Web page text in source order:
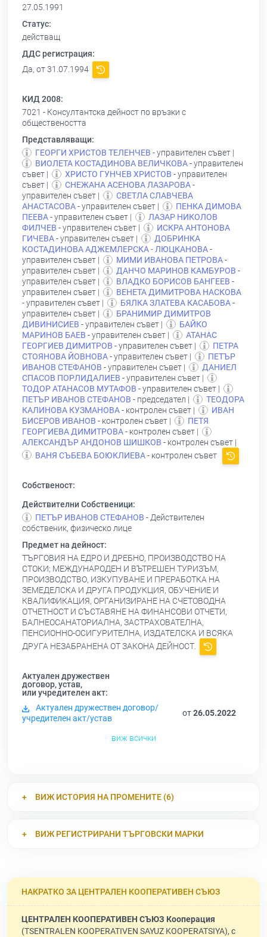
27.05.1991
Статус:
действащ
ДДС регистрация:
Да, от 31.07.1994
КИД 2008:
7021 - Консултантска дейност по връзки с
обществеността
Представляващи:
ГЕОРГИ ХРИСТОВ ТЕЛЕНЧЕВ - управителен съвет |
ВИОЛЕТА КОСТАДИНОВА ВЕЛИЧКОВА- управителен
съвет |
ХРИСТО ГУНЧЕВ ХРИСТОВ - управителен
съвет |
СНЕЖАНА АСЕНОВА ЛАЗАРОВА-
управителен съвет |
СВЕТЛА СЛАВЧЕВА
АНАСТАСОВА- управителен съвет |
ПЕНКА ДИМОВА
ПЕЕВА- управителен съвет |
ЛАЗАР НИКОЛОВ
ФИЛЧЕВ - управителен съвет |
ИСКРА АНТОНОВА
ГИЧЕВА- управителен съвет |
ДОБРИНКА
КОСТАДИНОВА АДЖЕМЛЕРСКА - ЛЮЦКАНОВА-
управителен съвет |
МИМИ ИВАНОВА ПЕТРОВА-
управителен съвет |
ДАНЧО МАРИНОВ КАМБУРОВ -
управителен съвет |
ВЛАДКО БОРИСОВ БАНГЕЕВ -
управителен съвет |
ВЕНЕТА ДИМИТРОВА НАСКОВА
- управителен съвет |
БЯЛКА ЗЛАТЕВА КАСАБОВА-
управителен съвет |
БРАНИМИР ДИМИТРОВ
ДИВИНИСИЕВ - управителен съвет |
БАЙКО
МАРИНОВ БАЕВ - управителен съвет |
АТАНАС
ГЕОРГИЕВ ДИМИТРОВ - управителен съвет |
ПЕТРА
СТОЯНОВА ЙОВНОВА- управителен съвет |
ПЕТЪР
ИВАНОВ СТЕФАНОВ - управителен съвет |
ДАНИЕЛ
СПАСОВ ПОРЛИДАЛИЕВ - управителен съвет |
ТОДОР АТАНАСОВ МУТАФОВ - управителен съвет |
ПЕТЪР ИВАНОВ СТЕФАНОВ - председател |
ТЕОДОРА
КАЛИНОВА КУЗМАНОВА- контролен съвет |
ИВАН
БИСЕРОВ ИВАНОВ - контролен съвет |
ПЕТЯ
ГЕОРГИЕВА ДИМИТРОВА- контролен съвет |
АЛЕКСАНДЪР АНДОНОВ ШИШКОВ - контролен съвет |
ВАНЯ СЪБЕВА БОЮКЛИЕВА- контролен съвет
Собственост:
Действителни Собственици:
ПЕТЪР ИВАНОВ СТЕФАНОВ - Действителен
собственик, физическо лице
Предмет на дейност:
ТЪРГОВИЯ НА ЕДРО И ДРЕБНО, ПРОИЗВОДСТВО НА
СТОКИ; МЕЖДУНАРОДЕН И ВЪТРЕШЕН ТУРИЗЪМ,
ПРОИЗВОДСТВО, ИЗКУПУВАНЕ И ПРЕРАБОТКА НА
ЗЕМЕДЕЛСКА И ДРУГА ПРОДУКЦИЯ, ОБУЧЕНИЕ И
КВАЛИФИКАЦИЯ, ОРГАНИЗИРАНЕ НА СЧЕТОВОДНА
ОТЧЕТНОСТ И СЪСТАВЯНЕ НА ФИНАНСОВИ ОТЧЕТИ,
БАЛНЕОСАНАТОРИАЛНА, ЗАСТРАХОВАТЕЛНА,
ПЕНСИОННО-ОСИГУРИТЕЛНА, ИЗДАТЕЛСКА И ВСЯКА
ДРУГА НЕЗАБРАНЕНА ОТ ЗАКОНА ДЕЙНОСТ.
Актуален дружествен
договор, устав,
или учредителен акт:
Актуален дружествен договор/
учредителен акт/устав
от26.05.2022
виж всички
ВИЖ ИСТОРИЯ НА ПРОМЕНИТЕ (6)
ВИЖ РЕГИСТРИРАНИ ТЪРГОВСКИ МАРКИ
НАКРАТКО ЗА ЦЕНТРАЛЕН КООПЕРАТИВЕН СЪЮЗ
ЦЕНТРАЛЕН КООПЕРАТИВЕН СЪЮЗ Кооперация
(TSENTRALEN KOOPERATIVEN SAYUZ KOOPERATSIYA), с